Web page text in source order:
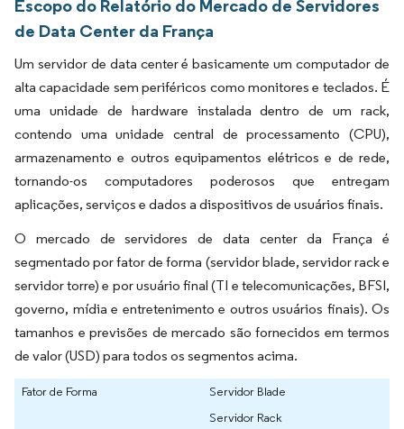
Escopo do Relatório do Mercado de Servidores
de Data Center da França
Um servidor de data center é basicamente um computador de
alta capacidade sem periféricos como monitores e teclados. É
uma unidade de hardware instalada dentro de um rack,
contendo uma unidade central de processamento (CPU),
armazenamento e outros equipamentos elétricos e de rede,
tornando-os computadores poderosos que entregam
aplicações, serviços e dados a dispositivos de usuários finais.
O mercado de servidores de data center da França é
segmentado por fator de forma (servidor blade, servidor rack e
servidor torre) e por usuário final (TI e telecomunicações, BFSI,
governo, mídia e entretenimento e outros usuários finais). Os
tamanhos e previsões de mercado são fornecidos em termos
de valor (USD) para todos os segmentos acima.
Fator de Forma
Servidor Blade
Servidor Rack